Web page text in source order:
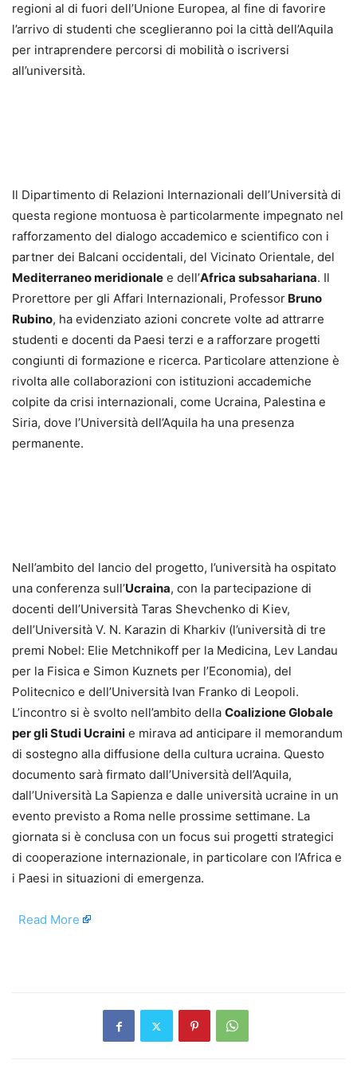
regioni al di fuori dell’Unione Europea, al fine di favorire
l’arrivo di studenti che sceglieranno poi la città dell’Aquila
per intraprendere percorsi di mobilità o iscriversi
all’università.
Il Dipartimento di Relazioni Internazionali dell’Università di
questa regione montuosa è particolarmente impegnato nel
rafforzamento del dialogo accademico e scientifico con i
partner dei Balcani occidentali, del Vicinato Orientale, del
Mediterraneo meridionale e dell’Africa subsahariana. Il
Prorettore per gli Affari Internazionali, Professor Bruno
Rubino, ha evidenziato azioni concrete volte ad attrarre
studenti e docenti da Paesi terzi e a rafforzare progetti
congiunti di formazione e ricerca. Particolare attenzione è
rivolta alle collaborazioni con istituzioni accademiche
colpite da crisi internazionali, come Ucraina, Palestina e
Siria, dove l’Università dell’Aquila ha una presenza
permanente.
Nell’ambito del lancio del progetto, l’università ha ospitato
una conferenza sull’Ucraina, con la partecipazione di
docenti dell’Università Taras Shevchenko di Kiev,
dell’Università V. N. Karazin di Kharkiv (l’università di tre
premi Nobel: Elie Metchnikoff per la Medicina, Lev Landau
per la Fisica e Simon Kuznets per l’Economia), del
Politecnico e dell’Università Ivan Franko di Leopoli.
L’incontro si è svolto nell’ambito della Coalizione Globale
per gli Studi Ucraini e mirava ad anticipare il memorandum
di sostegno alla diffusione della cultura ucraina. Questo
documento sarà firmato dall’Università dell’Aquila,
dall’Università La Sapienza e dalle università ucraine in un
evento previsto a Roma nelle prossime settimane. La
giornata si è conclusa con un focus sui progetti strategici
di cooperazione internazionale, in particolare con l’Africa e
i Paesi in situazioni di emergenza.
Read More